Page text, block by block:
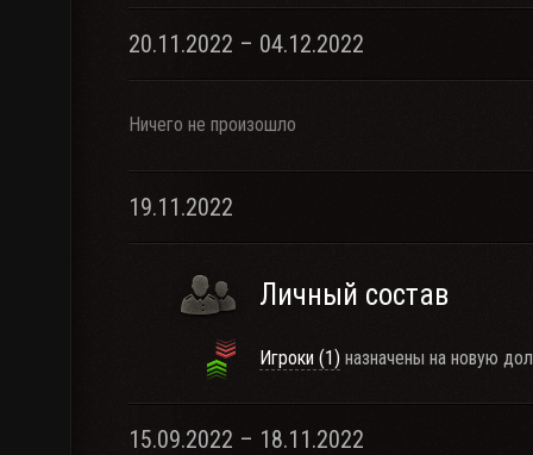
20.11.2022 – 04.12.2022
Ничего не произошло
19.11.2022
Личный состав
Игроки (1) назначены на новую
15.09.2022 – 18.11.2022